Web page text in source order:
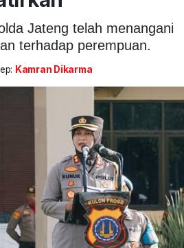
Jateng telah menangani
terhadap perempuan.
Kamran Dikarma